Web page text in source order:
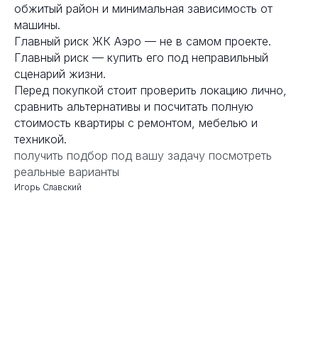
обжитый район и минимальная зависимость от
машины.
Главный риск ЖК Аэро — не в самом проекте.
Главный риск — купить его под неправильный
сценарий жизни.
Перед покупкой стоит проверить локацию лично,
сравнить альтернативы и посчитать полную
стоимость квартиры с ремонтом, мебелью и
техникой.
получить подбор под вашу задачу посмотреть
реальные варианты
Игорь Славский